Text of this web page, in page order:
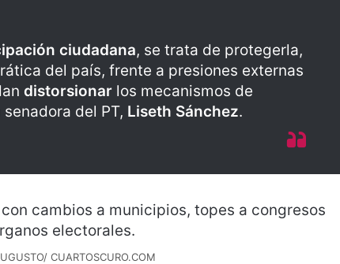
ciudadana, se trata de protegerla,
del país, frente a presiones externas
distorsionar los mecanismos de
senadora del PT, Liseth Sánchez.
CUARTOSCURO.COM